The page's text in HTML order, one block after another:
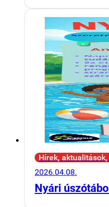
Hírek, aktualitások,
2026.04.08.
Nyári